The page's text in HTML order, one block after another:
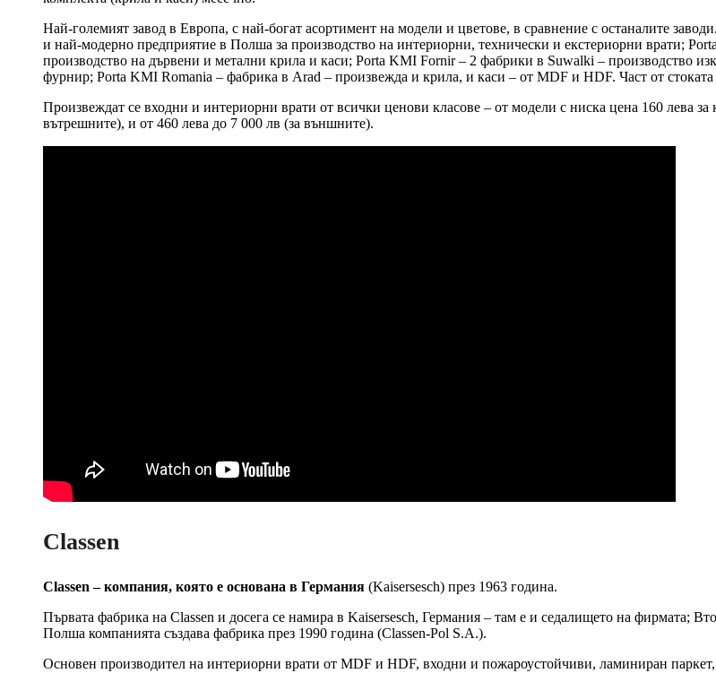
Най-големият завод в Европа, с най-богат асортимент на модели и цветове, в сравнение с останалите
и най-модерно предприятие в Полша за производство на интериорни, технически и екстериорни врати;
производство на дървени и метални крила и каси; Porta KMI Fornir – 2 фабрики в Suwalki – производство
фурнир; Porta KMI Romania – фабрика в Arad – произвежда и крила, и каси – от MDF и HDF. Част от стоката
Произвеждат се входни и интериорни врати от всички ценови класове – от модели с ниска цена 160 лева
вътрешните), и от 460 лева до 7 000 лв (за външните).
Classen
Classen – компания, която е основана в Германия(Kaisersesch) през 1963 година.
Първата фабрика на Classen и досега се намира в Kaisersesch, Германия – там е и седалището на фирмата;
Полша компанията създава фабрика през 1990 година (Classen-Pol S.A.).
Основен производител на интериорни врати от MDF и HDF, входни и пожароустойчиви, ламиниран